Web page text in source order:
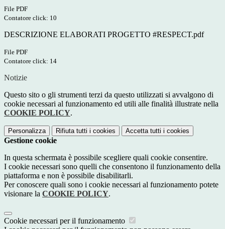
File PDF
Contatore click: 10
DESCRIZIONE ELABORATI PROGETTO #RESPECT.pdf
File PDF
Contatore click: 14
Notizie
Questo sito o gli strumenti terzi da questo utilizzati si avvalgono di
cookie necessari al funzionamento ed utili alle finalità illustrate nella
COOKIE POLICY.
Personalizza Rifiuta tutti i cookies Accetta tutti i cookies
Gestione cookie
In questa schermata è possibile scegliere quali cookie consentire.
I cookie necessari sono quelli che consentono il funzionamento della
piattaforma e non è possibile disabilitarli.
Per conoscere quali sono i cookie necessari al funzionamento potete
visionare la COOKIE POLICY.
Cookie necessari per il funzionamento